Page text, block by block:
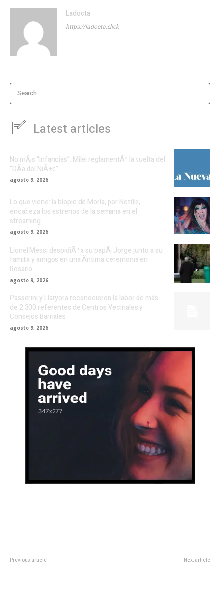
Ladocta
https://ladocta.click
Search
Latest articles
No mÃ¡s “infancias”: Milei reglamentÃ³ la vuelta del
“DÃ­a del NiÃ±o”
agosto 9, 2026
Lo que viene: la biopic de Moria, por Netflix,
encabeza los estrenos de la semana en el
streaming
agosto 9, 2026
Lionel Messi despidiÃ³ a su papÃ¡ Jorge junto a su
familia y amigos en una Ã­ntima ceremonia en
Rosario
agosto 9, 2026
Passerini y Llaryora reconocieron la labor de más
de 2.300 referentes de Centros Vecinales y
Consejos Barriales
agosto 9, 2026
Previous article Next article